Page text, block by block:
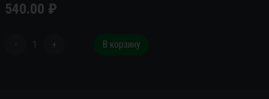
540.00 ₽
- 1 + В корзину